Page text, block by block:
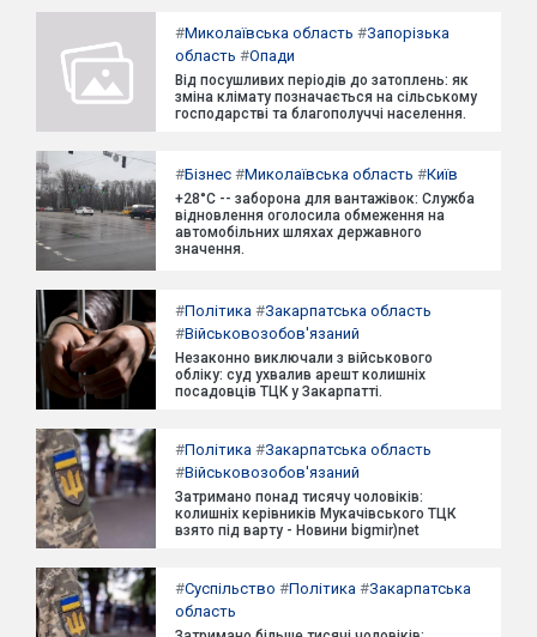
#Миколаївська область #Запорізька
область #Опади
Від посушливих періодів до затоплень: як
зміна клімату позначається на сільському
господарстві та благополуччі населення.
#Бізнес #Миколаївська область #Київ
+28°C -- заборона для вантажівок: Служба
відновлення оголосила обмеження на
автомобільних шляхах державного
значення.
#Політика #Закарпатська область
#Військовозобов'язаний
Незаконно виключали з військового
обліку: суд ухвалив арешт колишніх
посадовців ТЦК у Закарпатті.
#Політика #Закарпатська область
#Військовозобов'язаний
Затримано понад тисячу чоловіків:
колишніх керівників Мукачівського ТЦК
взято під варту - Новини bigmir)net
#Суспільство #Політика #Закарпатська
область